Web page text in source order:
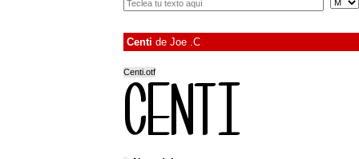
Centi de Joe .C
Centi.otf